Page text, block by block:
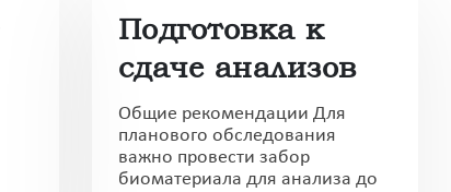
Подготовка к
сдаче анализов
Общие рекомендации Для
планового обследования
важно провести забор
биоматериала для анализа до